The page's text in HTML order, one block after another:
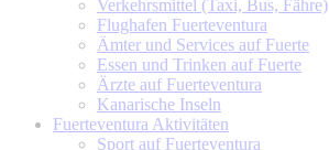
Verkehrsmittel (Taxi, Bus, Fähre)
Flughafen Fuerteventura
Ämter und Services auf Fuerte
Essen und Trinken auf Fuerte
Ärzte auf Fuerteventura
Kanarische Inseln
Fuerteventura Aktivitäten
Sport auf Fuerteventura